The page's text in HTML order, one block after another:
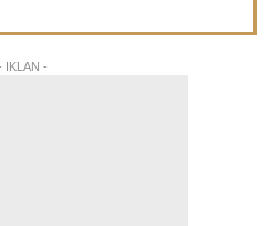
IKLAN -